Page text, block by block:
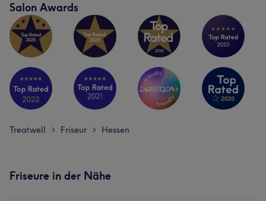
Salon Awards
Treatwell > Friseur > Hessen
Friseure in der Nähe